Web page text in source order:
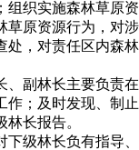
组织实施森林草原资
草原资源行为，对涉
处，对责任区内森林
、副林长主要负责在
作；及时发现、制止
长报告。
级林长负有指导、